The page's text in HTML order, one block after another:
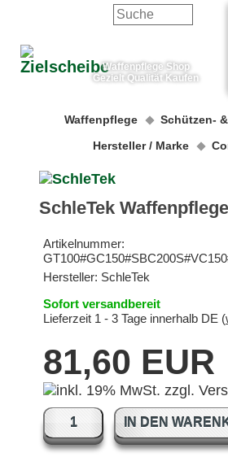
Waffenpflege Shop
Gezielt Qualität Kaufen
Waffenpflege
Schützen-
Hersteller / Marke
SchleTek
Artikelnummer:
Hersteller: SchleTek
Sofort versandbereit
Lieferzeit 1 - 3 Tage innerhalb DE (
81,60 EUR
IN DEN